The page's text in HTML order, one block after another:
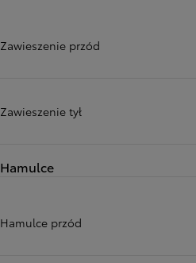
Zawieszenie przód
Zawieszenie tył
Hamulce
Hamulce przód